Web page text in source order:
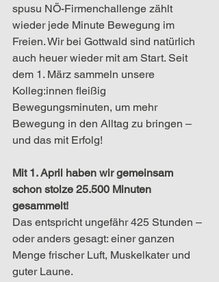
spusu NÖ-Firmenchallenge zählt
wieder jede Minute Bewegung im
Freien. Wir bei Gottwald sind natürlich
auch heuer wieder mit am Start. Seit
dem 1. März sammeln unsere
Kolleg:innen fleißig
Bewegungsminuten, um mehr
Bewegung in den Alltag zu bringen –
und das mit Erfolg!
Mit 1. April haben wir gemeinsam
schon stolze 25.500 Minuten
gesammelt!
Das entspricht ungefähr 425 Stunden –
oder anders gesagt: einer ganzen
Menge frischer Luft, Muskelkater und
guter Laune.